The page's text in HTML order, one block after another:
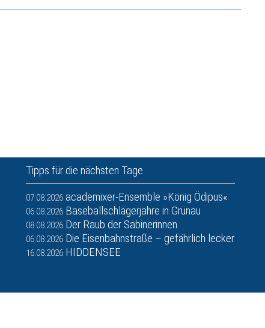
Tipps für die nächsten Tage
07.08.2026 academixer-Ensemble »König Ödipus«
06.08.2026 Baseballschlägerjahre in Grünau
08.08.2026 Der Raub der Sabinerinnen
06.08.2026 Die Eisenbahnstraße – gefährlich lecker
16.08.2026 HIDDENSEE